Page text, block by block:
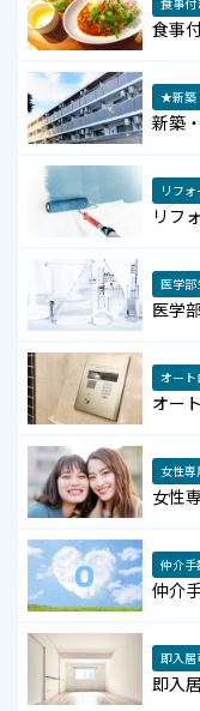
食事
★新築
新築
リフ
リフ
医学部
医学
オート
オー
女性
女性
仲介手
仲介
即入
即入